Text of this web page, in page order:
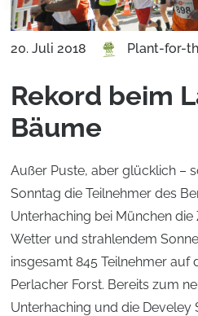
20. Juli 2018 Plant-for-
Rekord beim
Bäume
Außer Puste, aber glücklich –
Sonntag die Teilnehmer des
Unterhaching bei München die
Wetter und strahlendem
insgesamt 845 Teilnehmer auf
Perlacher Forst. Bereits zum
Unterhaching und die Develey